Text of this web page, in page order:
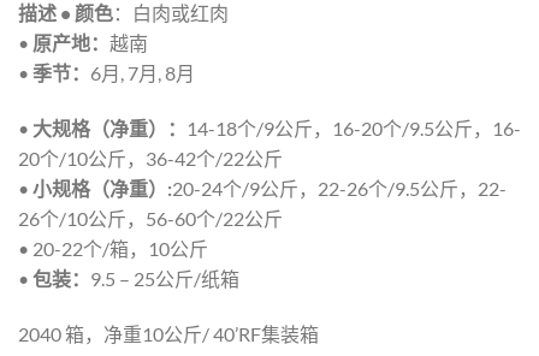
描述 • 颜色：白肉或红肉
• 原产地： 越南
• 季节： 6月, 7月, 8月
• 大规格（净重）：
14-18个/9公斤，16-20个/9.5公斤，16-
20个/10公斤，36-42个/22公斤
• 小规格（净重）:20-24个/9公斤，22-26个/9.5公斤，22-
26个/10公斤，56-60个/22公斤
• 20-22个/箱，10公斤
• 包装： 9.5 – 25公斤/纸箱
2040 箱，净重10公斤/ 40’RF集装箱